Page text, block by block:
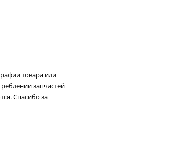
товара или
запчастей
Спасибо за